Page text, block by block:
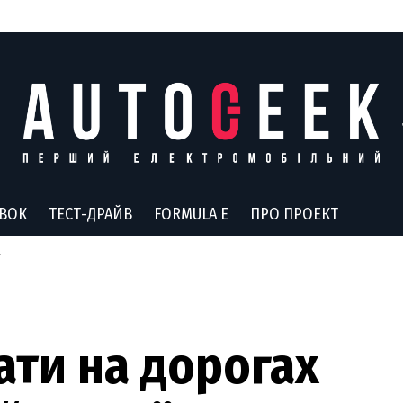
ТЕСТ-ДРАЙВ FORMULA E ПРО ПРОЕКТ
на дорогах